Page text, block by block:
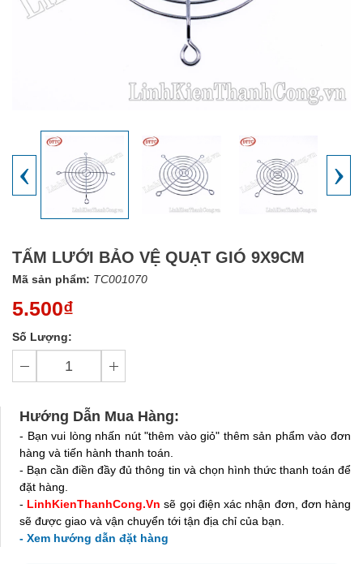
‹ ›
TẤM LƯỚI BẢO VỆ QUẠT GIÓ 9X9CM
Mã sản phẩm: TC001070
5.500₫
Số Lượng:
Hướng Dẫn Mua Hàng:
- Bạn vui lòng nhấn nút "thêm vào giỏ" thêm sản phẩm vào đơn
hàng và tiến hành thanh toán.
- Bạn cần điền đầy đủ thông tin và chọn hình thức thanh toán để
đặt hàng.
- LinhKienThanhCong.Vn sẽ gọi điện xác nhận đơn, đơn hàng
sẽ được giao và vận chuyển tới tận địa chỉ của bạn.
- Xem hướng dẫn đặt hàng